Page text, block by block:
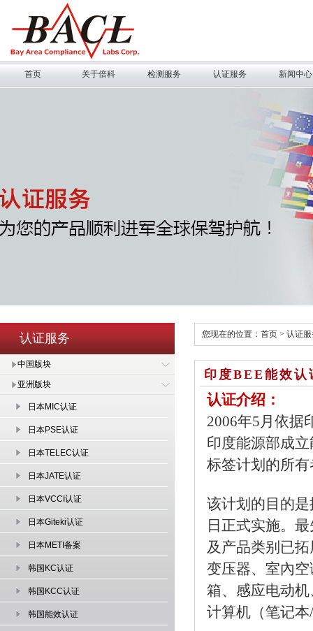
首页 关于倍科 检测服务 认证服务 新闻中心
认证服务
中国版块
亚洲版块
日本MIC认证
日本PSE认证
日本TELEC认证
日本JATE认证
日本VCCI认证
日本Giteki认证
日本METI备案
韩国KC认证
韩国KCC认证
韩国能效认证
您现在的位置： 首页 > 认证
印度BEE能效认
认证介绍：
2006年5月依据
印度能源部成立
标签计划的所
该计划的目的
日正式实施。
及产品类别已
变压器、室內
箱、感应电动
计算机（笔记